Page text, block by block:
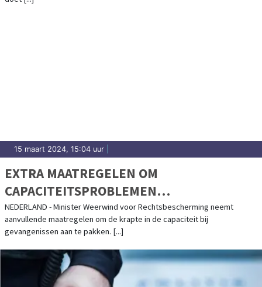
15 maart 2024, 15:04 uur
EXTRA MAATREGELEN OM
CAPACITEITSPROBLEMEN
GEVANGENISSEN AAN TE PAKKEN
NEDERLAND - Minister Weerwind voor Rechtsbescherming neemt
aanvullende maatregelen om de krapte in de capaciteit bij
gevangenissen aan te pakken. [...]